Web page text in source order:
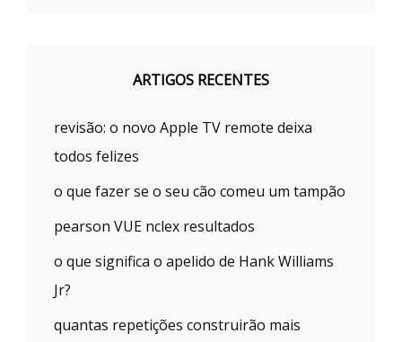
ARTIGOS RECENTES
revisão: o novo Apple TV remote deixa
todos felizes
o que fazer se o seu cão comeu um tampão
pearson VUE nclex resultados
o que significa o apelido de Hank Williams
Jr?
quantas repetições construirão mais